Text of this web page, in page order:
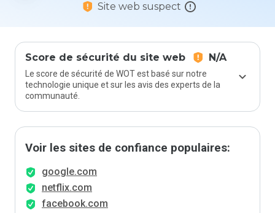
Site web suspect
Score de sécurité du site web N/A
Le score de sécurité de WOT est basé sur notre
technologie unique et sur les avis des experts de la
communauté.
Voir les sites de confiance populaires:
google.com
netflix.com
facebook.com